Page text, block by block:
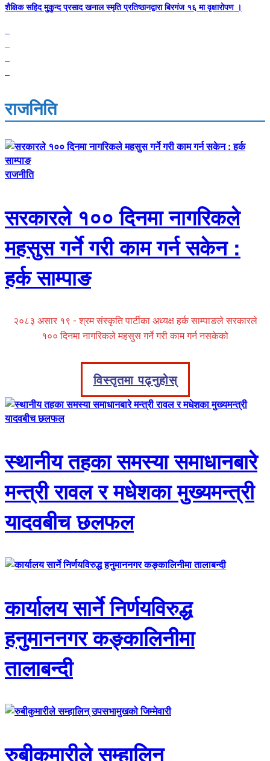
शैक्षिक सहिद मुकुन्द प्रसाद खनाल स्मृति प्रतिष्ठानद्वारा बिरगंज १६ मा वृक्षारोपण ।
राजनिति
राजनीति
सरकारले १०० दिनमा नागरिकले
महसुस गर्ने गरी काम गर्न सकेन :
हर्क साम्पाङ
२०८३ असार १९ - श्रम संस्कृति पार्टीका अध्यक्ष हर्क साम्पाङले सरकारले
१०० दिनमा नागरिकले महसुस गर्ने गरी काम गर्न नसकेको
विस्तृतमा पढ्नुहोस्
स्थानीय तहका समस्या समाधानबारे
मन्त्री रावल र मधेशका मुख्यमन्त्री
यादवबीच छलफल
कार्यालय सार्ने निर्णयविरुद्ध
हनुमाननगर कङ्कालिनीमा
तालाबन्दी
रुबीकुमारीले सम्हालिन्